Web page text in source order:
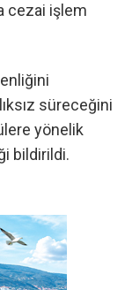
cezai işlem
süreceğini
yönelik
bildirildi.